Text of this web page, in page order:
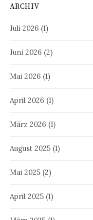
ARCHIV
Juli 2026 (1)
Juni 2026 (2)
Mai 2026 (1)
April 2026 (1)
März 2026 (1)
August 2025 (1)
Mai 2025 (2)
April 2025 (1)